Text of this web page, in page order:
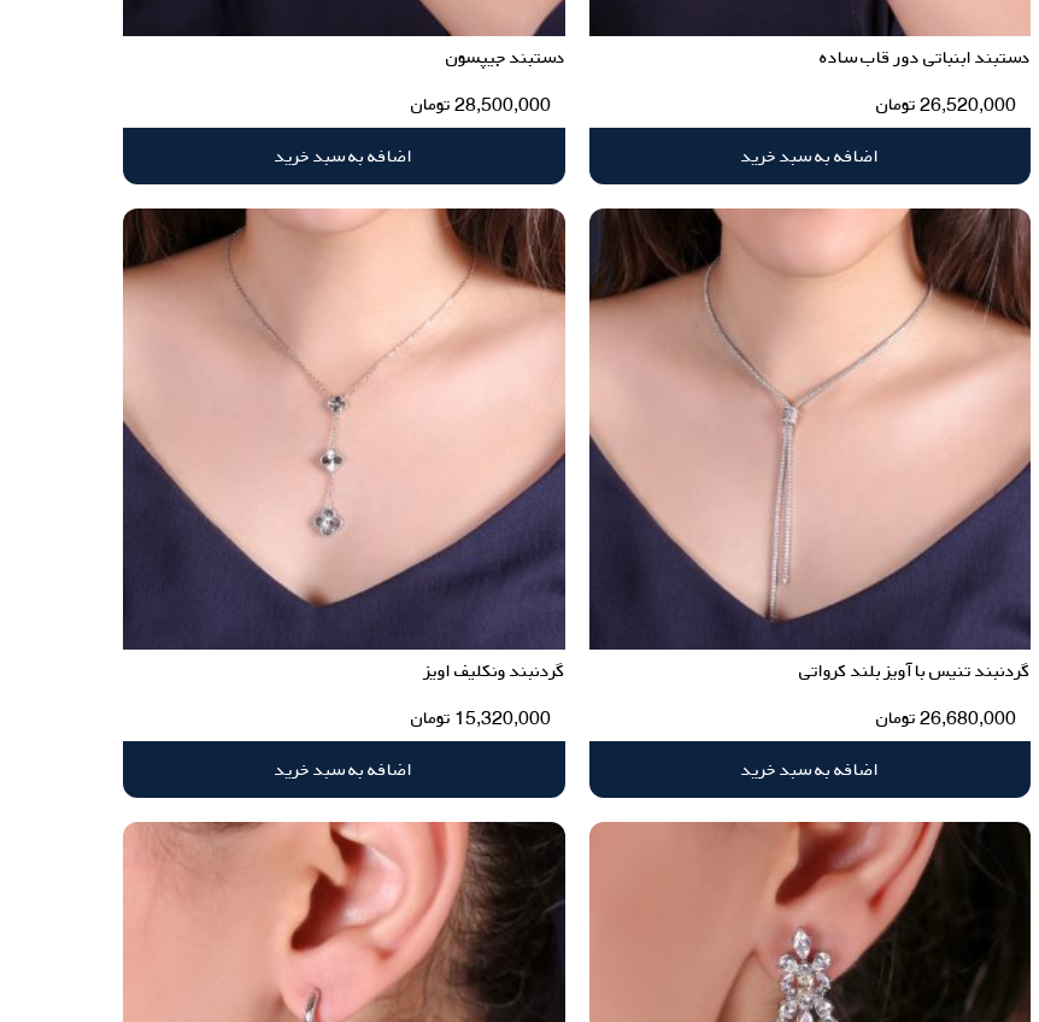
دستبند ابنباتی دور قاب ساده
26,520,000تومان
اضافه به سبد خرید
دستبند جیپسون
28,500,000تومان
اضافه به سبد خرید
گردنبند تنیس با آویز بلند کرواتی
26,680,000تومان
اضافه به سبد خرید
گردنبند ونکلیف اویز
15,320,000 تومان
اضافه به سبد خرید